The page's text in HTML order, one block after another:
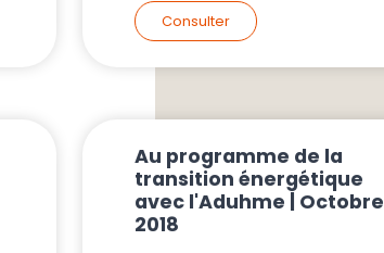
Consulter
Au programme de la
transition énergétique
avec l'Aduhme | Octobre
2018